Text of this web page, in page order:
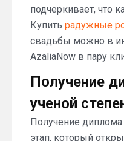
подчеркивает, что
Купить радужные
свадьбы можно в
AzaliaNow в пару
Получение
ученой
Получение диплома
этап, который